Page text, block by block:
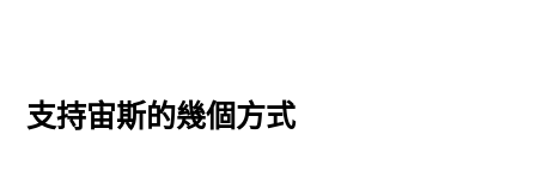
支持宙斯的幾個方式